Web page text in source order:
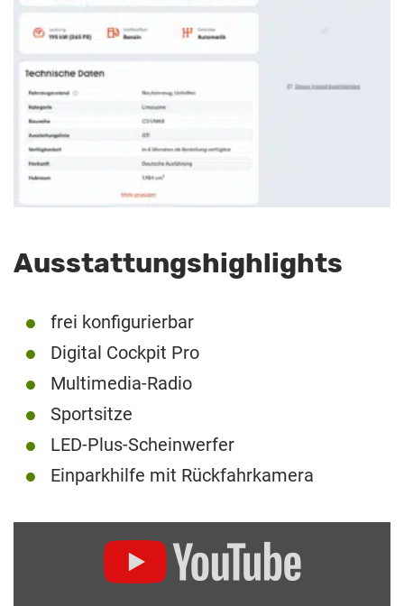
Ausstattungshighlights
frei konfigurierbar
Digital Cockpit Pro
Multimedia-Radio
Sportsitze
LED-Plus-Scheinwerfer
Einparkhilfe mit Rückfahrkamera